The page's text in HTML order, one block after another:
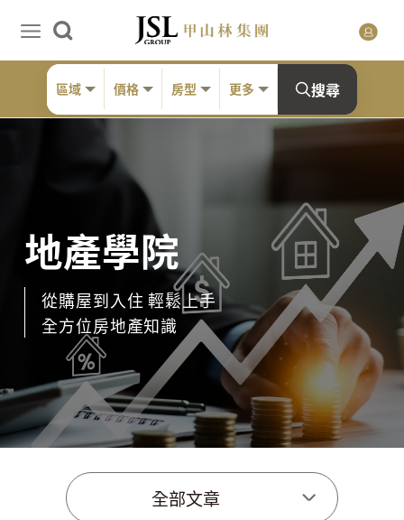
區域 價格 房型 更多 搜尋
地產學院
從購屋到入住 輕鬆上手
全方位房地產知識
全部文章